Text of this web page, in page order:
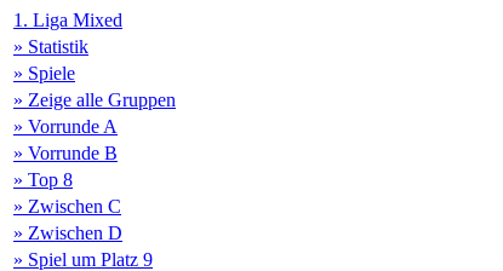
1. Liga Mixed
» Statistik
» Spiele
» Zeige alle Gruppen
» Vorrunde A
» Vorrunde B
» Top 8
» Zwischen C
» Zwischen D
» Spiel um Platz 9